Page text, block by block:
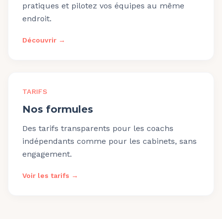
pratiques et pilotez vos équipes au même
endroit.
Découvrir →
TARIFS
Nos formules
Des tarifs transparents pour les coachs
indépendants comme pour les cabinets, sans
engagement.
Voir les tarifs →